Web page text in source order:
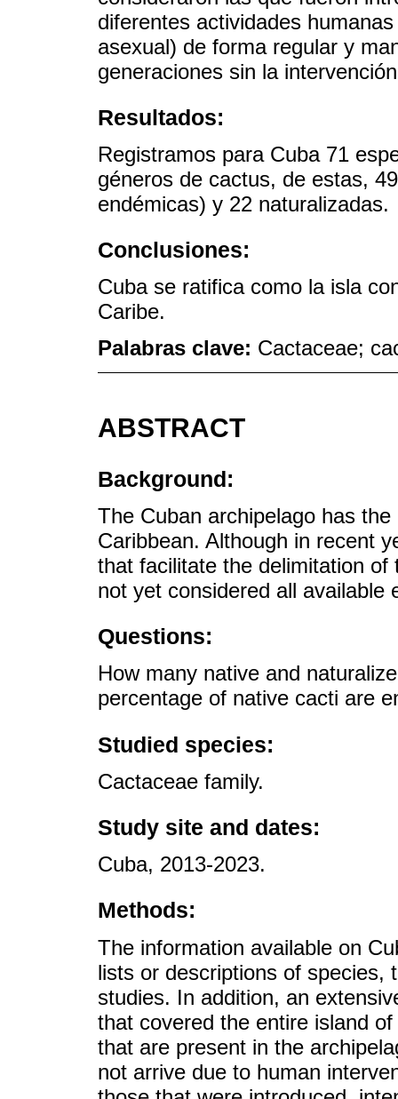
diferentes actividades
asexual) de forma regular y
generaciones sin la
Resultados:
Registramos para Cuba 71
géneros de cactus, de estas,
endémicas) y 22 naturalizadas.
Conclusiones:
Cuba se ratifica como la isla
Caribe.
Palabras clave: Cactaceae;
ABSTRACT
Background:
The Cuban archipelago has
Caribbean. Although in recent
that facilitate the delimitation
not yet considered all available
Questions:
How many native and
percentage of native cacti are
Studied species:
Cactaceae family.
Study site and dates:
Cuba, 2013-2023.
Methods:
The information available on
lists or descriptions of species,
studies. In addition, an
that covered the entire island
that are present in the
not arrive due to human